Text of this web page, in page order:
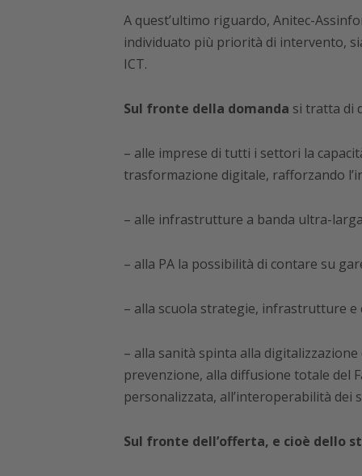
A quest’ultimo riguardo, Anitec-
individuato più priorità di intervento,
ICT.
Sul fronte della domanda si tratta di
– alle imprese di tutti i settori la
trasformazione digitale, rafforzando
– alle infrastrutture a banda ultra-
– alla PA la possibilità di contare su
– alla scuola strategie, infrastrutture e
– alla sanità spinta alla
prevenzione, alla diffusione totale del
personalizzata, all’interoperabilità dei
Sul fronte dell’offerta, e cioè dello